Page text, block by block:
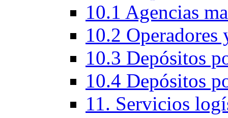
10.1 Agencias
10.2 Operadores
10.3 Depósitos
10.4 Depósitos
11. Servicios